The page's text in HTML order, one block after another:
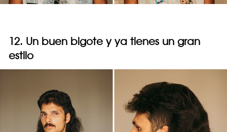
12. Un buen bigote y ya tienes un gran
estilo